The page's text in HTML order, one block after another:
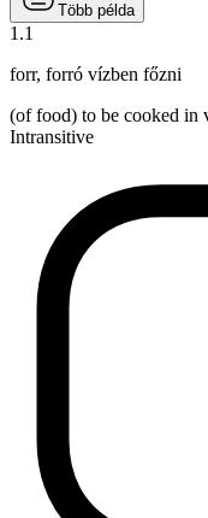
Több példa
1 .1
forr, forró vízben főzni
(of food) to be cooked in
Intransitive